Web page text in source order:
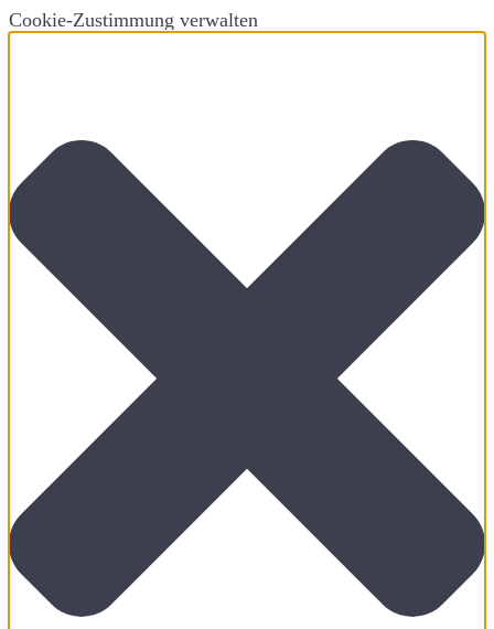
Cookie-Zustimmung verwalten